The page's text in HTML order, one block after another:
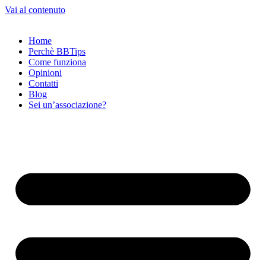
Vai al contenuto
Home
Perchè BBTips
Come funziona
Opinioni
Contatti
Blog
Sei un’associazione?